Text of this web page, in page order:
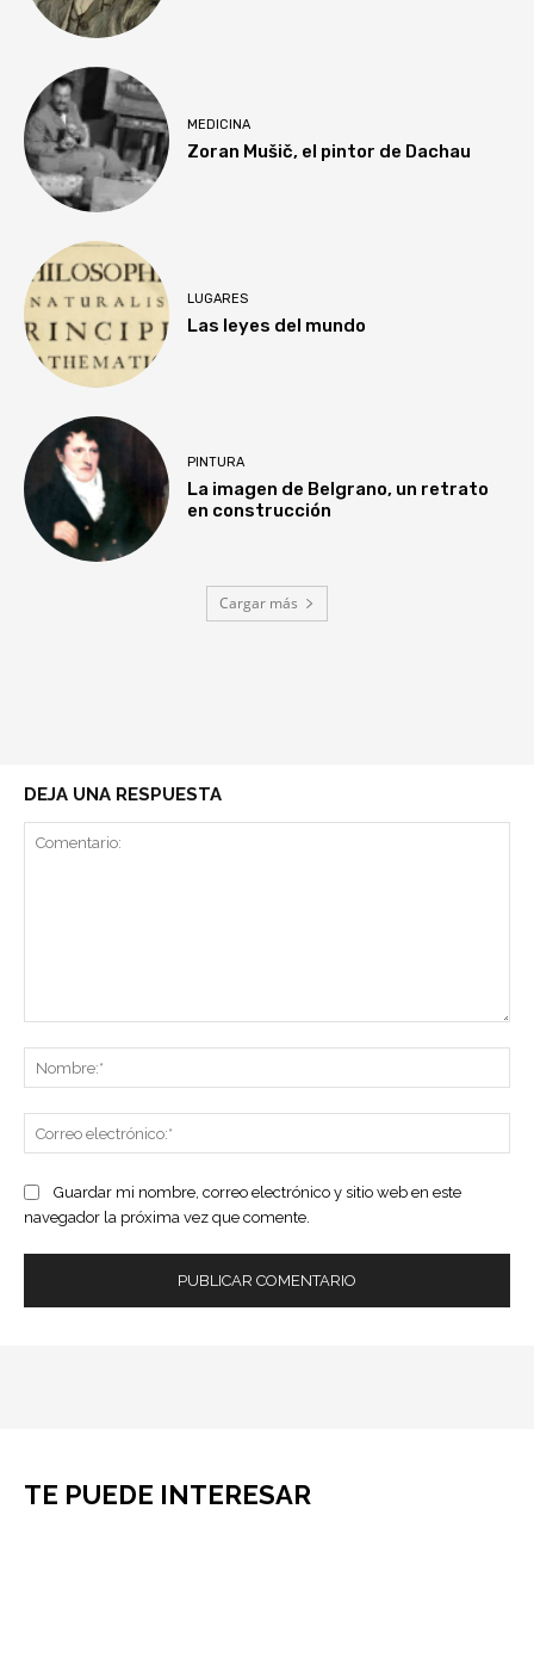
MEDICINA
Zoran Mušič, el pintor de Dachau
LUGARES
Las leyes del mundo
PINTURA
La imagen de Belgrano, un retrato
en construcción
Cargar más
DEJA UNA RESPUESTA
Guardar mi nombre, correo electrónico y sitio web en este
navegador la próxima vez que comente.
TE PUEDE INTERESAR